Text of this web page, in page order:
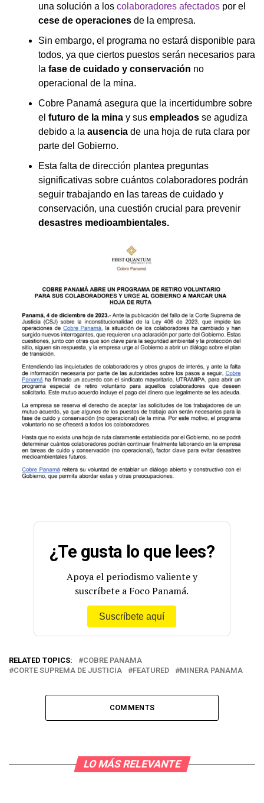
una solución a los colaboradores afectados por el
cese de operaciones de la empresa.
Sin embargo, el programa no estará disponible para
todos, ya que ciertos puestos serán necesarios para
la fase de cuidado y conservación no
operacional de la mina.
Cobre Panamá asegura que la incertidumbre sobre
el futuro de la mina y sus empleados se agudiza
debido a la ausencia de una hoja de ruta clara por
parte del Gobierno.
Esta falta de dirección plantea preguntas
significativas sobre cuántos colaboradores podrán
seguir trabajando en las tareas de cuidado y
conservación, una cuestión crucial para prevenir
desastres medioambientales.
¿Te gusta lo que lees?
Apoya el periodismo valiente y
suscríbete a Foco Panamá.
Suscríbete aquí
RELATED TOPICS:
COBRE PANAMA
CORTE SUPREMA DE JUSTICIA
FEATURED MINERA PANAMA
COMMENTS
LO MÁS RELEVANTE